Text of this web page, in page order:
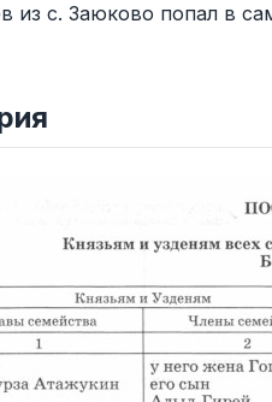
из с. Заюково попал в